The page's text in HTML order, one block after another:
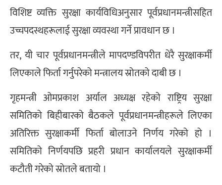
विशिष्ट व्यक्ति सुरक्षा कार्यविधिअनुसार पूर्वप्रधानमन्त्रीसहित
उच्चपदस्थहरूलाई सुरक्षा व्यवस्था गर्ने प्रावधान छ ।
तर, यी चार पूर्वप्रधानमन्त्रीले मापदण्डविपरीत धेरै सुरक्षाकर्मी
लिएकाले फिर्ता गर्नुपरेको मन्त्रालय स्रोतको दाबी छ ।
गृहमन्त्री ओमप्रकाश अर्याल अध्यक्ष रहेको राष्ट्रिय सुरक्षा
समितिको बिहीबारको बैठकले पूर्वप्रधानमन्त्रीहरूले लिएका
अतिरिक्त सुरक्षाकर्मी फिर्ता बोलाउने निर्णय गरेको हो ।
समितिको निर्णयपछि प्रहरी प्रधान कार्यालयले सुरक्षाकर्मी
कटौती गरेको स्रोतले बतायो ।